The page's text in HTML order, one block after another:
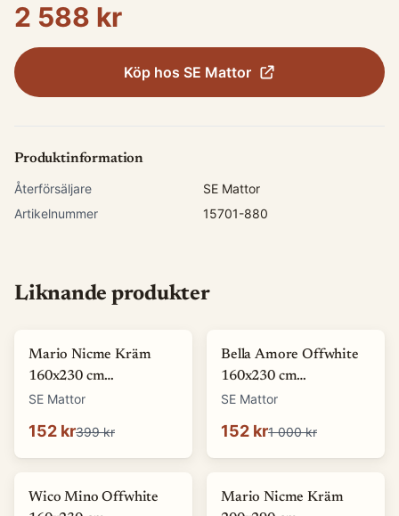
2 588 kr
Köp hos SE Mattor
Produktinformation
Återförsäljare
SE Mattor
Artikelnummer
15701-880
Liknande produkter
- 62
Mario Nicme Kräm
160x230 cm
Wiltonmatta
SE Mattor
152 kr399 kr
-85%
Bella Amore Offwhite
160x230 cm
Wiltonmatta
SE Mattor
152 kr1 000 kr
-68
Wico Mino Offwhite
- 59
Mario Nicme Kräm